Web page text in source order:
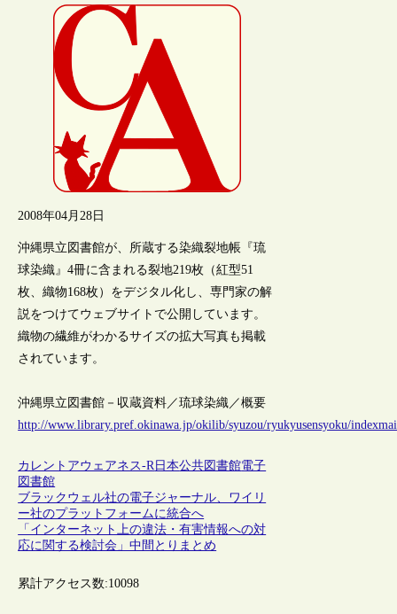
2008年04月28日
沖縄県立図書館が、所蔵する染織裂地帳『琉
球染織』4冊に含まれる裂地219枚（紅型51
枚、織物168枚）をデジタル化し、専門家の解
説をつけてウェブサイトで公開しています。
織物の繊維がわかるサイズの拡大写真も掲載
されています。
沖縄県立図書館－収蔵資料／琉球染織／概要
http://www.library.pref.okinawa.jp/okilib/syuzou/ryukyusensyoku/
カレントアウェアネス-R日本公共図書館電子
図書館
ブラックウェル社の電子ジャーナル、ワイリ
ー社のプラットフォームに統合へ
「インターネット上の違法・有害情報への対
応に関する検討会」中間とりまとめ
累計アクセス数:10098